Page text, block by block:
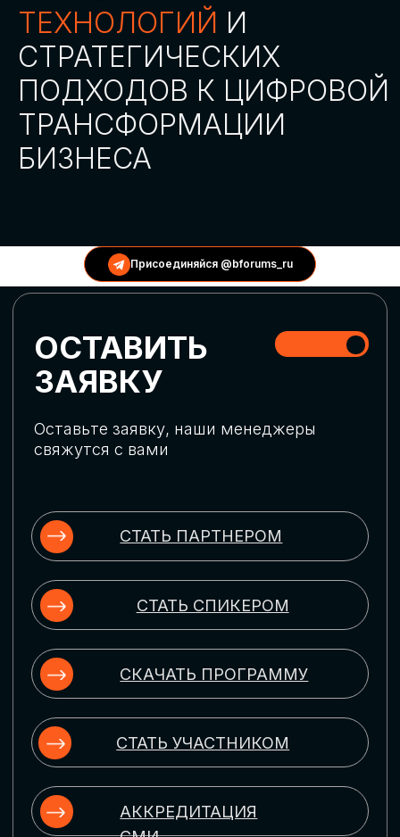
Присоединяйся @bforums_ru
АККРЕДИТАЦИЯ
СМИ
СТАТЬ УЧАСТНИКОМ
ГЛОБАЛЬНАЯ
ЦИФРОВИЗАЦИЯ
актуальных трендов глобальной цифровой
трансформации. Узнаем о новых подходах
массовом использовании ИИ-
инструментов, обеспечении
ИСКУССТВЕННЫЙ
Узнаем как компании адаптируются к
новой ИИ-реальности. Как ИИ-
сотрудники становятся
«полноправными» членами команды, как
ИИ-помощники забирают на себя рутину
и как можно значительно увеличить
производительность без огромных
затрат на нейросети
ЦИФРОВИЗАЦИЯ
УПРАВЛЕНИЯ ПЕРСОНАЛОМ
Рассмотрим управление человеческим
комплексные решения для роста
производительности и кейсы
оптимизации процессов найма,
развития, оценки и удержания
ЦИФРОВИЗАЦИЯ
КЛИЕНТСКОГО СЕРВИСА